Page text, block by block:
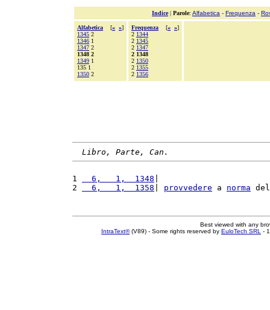
Indice| Parole: Alfabetica - Frequenza -
Alfabetica [« »]
1345 2
1346 1
1347 2
1348 2
1349 1
135 1
1350 2
Frequenza [« »]
2 1344
2 1345
2 1347
2 1348
2 1350
2 1355
2 1356
Libro, Parte, Can.
1
  6,   1,  1348
2
  6,   1,  1358
provvedere a norma
Best viewed with any
IntraText®(V89) - Some rights reserved by EuloTech SRL -